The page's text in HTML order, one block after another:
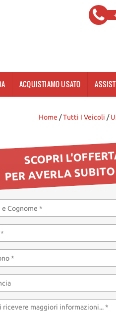
ACQUISTIAMO USATO
Home /Tutti I Veicoli /
SCOPRI
PER AVERLA